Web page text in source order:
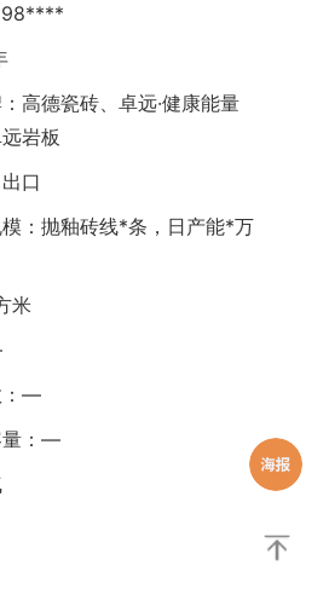
高德瓷砖、卓远·健康能量
岩板
口
：抛釉砖线*条，日产能*万
米
：—
量：—